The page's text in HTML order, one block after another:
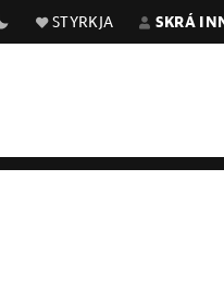
STYRKJA SKRÁ